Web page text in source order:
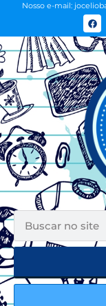
Nosso e-mail: